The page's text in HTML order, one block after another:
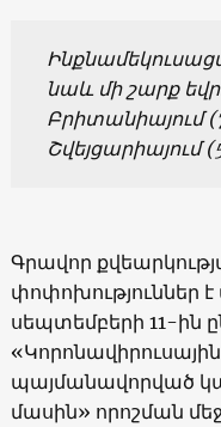
նաև մի շարք
Բրիտանիայում
Շվեյցարիայում
Գրավոր
փոփոխություններ է
սեպտեմբերի 11-ին
պայմանավորված
մասին» որոշման